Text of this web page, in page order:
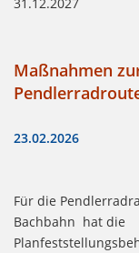
Maßnahmen
23.02.2026
Für die
Bachbahn hat die